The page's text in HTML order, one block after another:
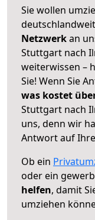
Sie wollen
Netzwerkan
Stuttgart nach
weiterwissen –
Sie! Wenn Sie
was kostet
Stuttgart nach
uns, denn wir
Antwort auf
Ob ein
oder ein
helfen, damit
umziehen